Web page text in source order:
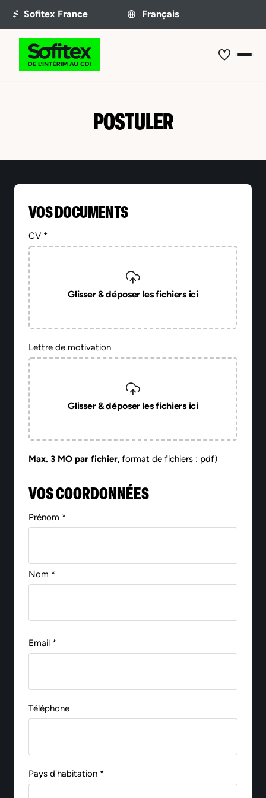
POSTULER
VOS DOCUMENTS
CV *
Glisser & déposer les fichiers ici
Lettre de motivation
Glisser & déposer les fichiers ici
Max. 3 MO par fichier, format de fichiers : pdf)
VOS COORDONNÉES
Prénom *
Nom *
Email *
Téléphone
Pays d'habitation *